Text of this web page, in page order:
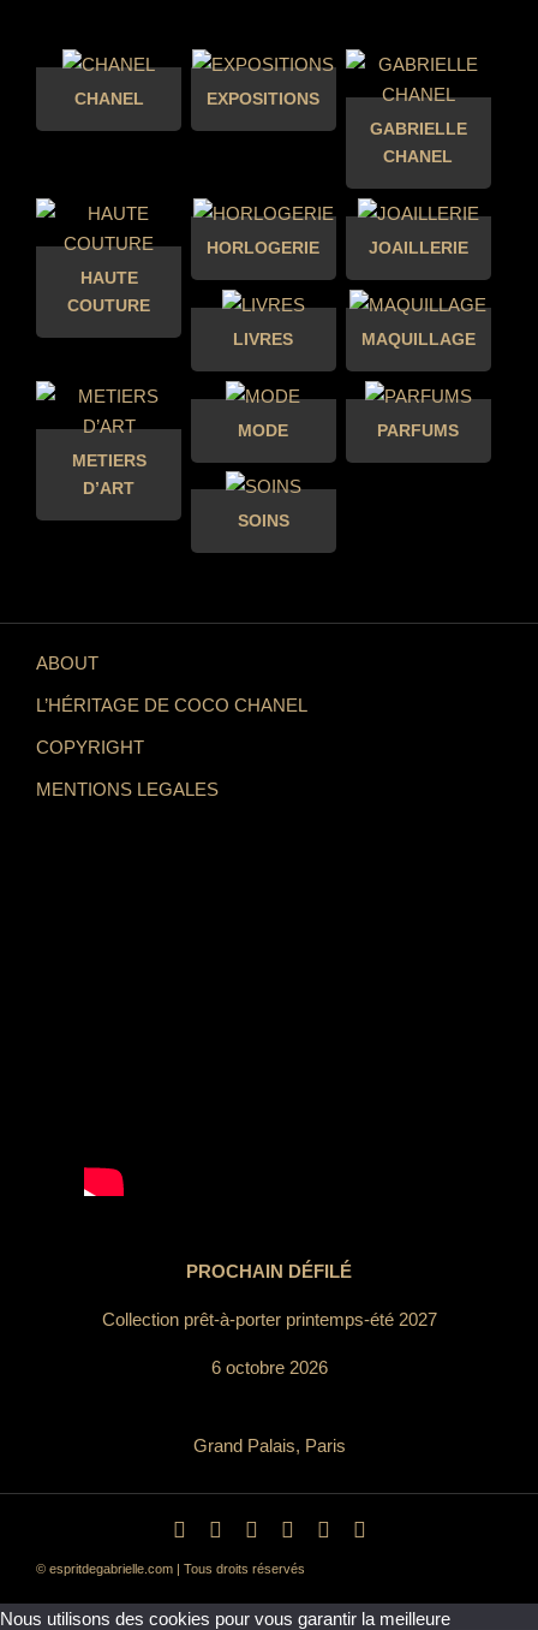
CHANEL
EXPOSITIONS
GABRIELLE
CHANEL
HAUTE
COUTURE
HORLOGERIE JOAILLERIE
LIVRES MAQUILLAGE
METIERS
D’ART
MODE PARFUMS
SOINS
ABOUT
L’HÉRITAGE DE COCO CHANEL
COPYRIGHT
MENTIONS LEGALES
PROCHAIN DÉFILÉ
Collection prêt-à-porter printemps-été 2027
6 octobre 2026
Grand Palais, Paris
© espritdegabrielle.com | Tous droits réservés
Nous utilisons des cookies pour vous garantir la meilleure